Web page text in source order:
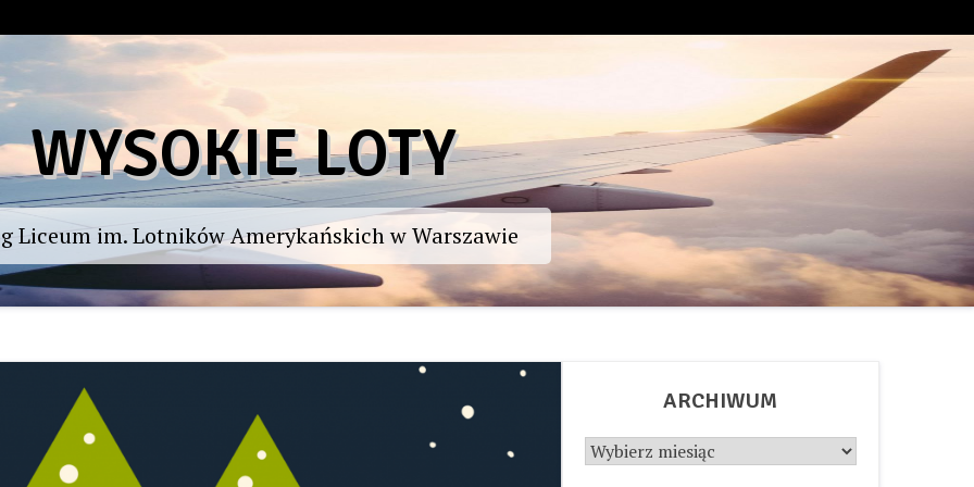
WYSOKIE LOTY
Liceum im. Lotników Amerykańskich w Warszawie
ARCHIWUM
Archiwum